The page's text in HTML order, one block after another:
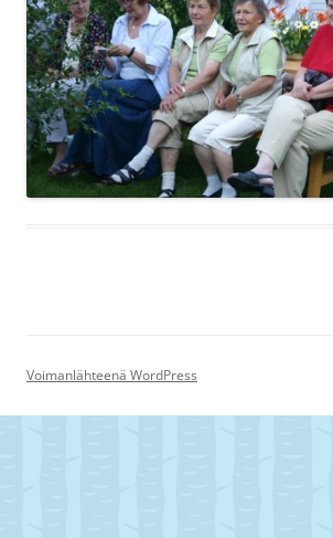
Voimanlähteenä WordPress